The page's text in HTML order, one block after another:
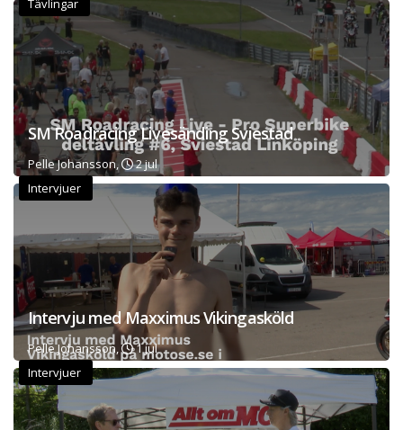
Tävlingar
SM Roadracing Livesänding Sviestad
Pelle Johansson,
2 jul
Intervjuer
Intervju med Maxximus Vikingasköld
Pelle Johansson,
1 jul
Intervjuer